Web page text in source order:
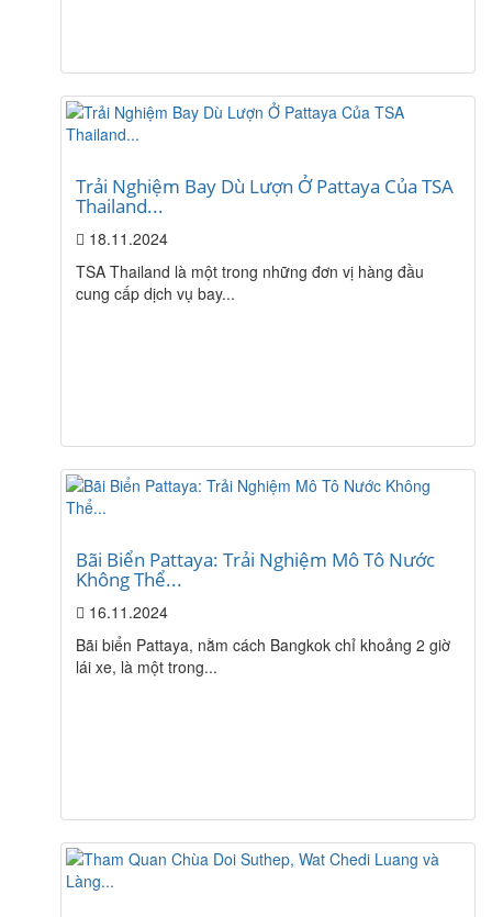
Trải Nghiệm Bay Dù Lượn Ở Pattaya Của TSA
Thailand...
18.11.2024
TSA Thailand là một trong những đơn vị hàng đầu
cung cấp dịch vụ bay...
Bãi Biển Pattaya: Trải Nghiệm Mô Tô Nước
Không Thể...
16.11.2024
Bãi biển Pattaya, nằm cách Bangkok chỉ khoảng 2 giờ
lái xe, là một trong...